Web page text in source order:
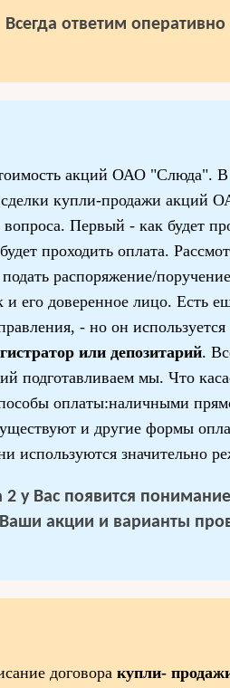
Всегда ответим
акций ОАО "Слюда".
сделки купли-продажи акций
Первый - как будет
проходить оплата.
распоряжение/
и его доверенное лицо. Есть
- но он
или депозитарий.
подготавливаем мы. Что
оплаты:наличными
и другие формы
используются значительно
у Вас появится понимание
Ваши акции и варианты
договора купли-